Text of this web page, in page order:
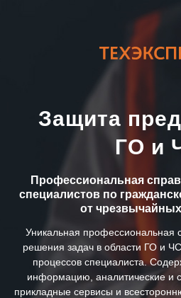
Защита
ГО и
Профессиональная
специалистов по
от
Уникальная профессиональная
решения задач в области ГО и
процессов специалиста.
информацию, аналитические и
прикладные сервисы и